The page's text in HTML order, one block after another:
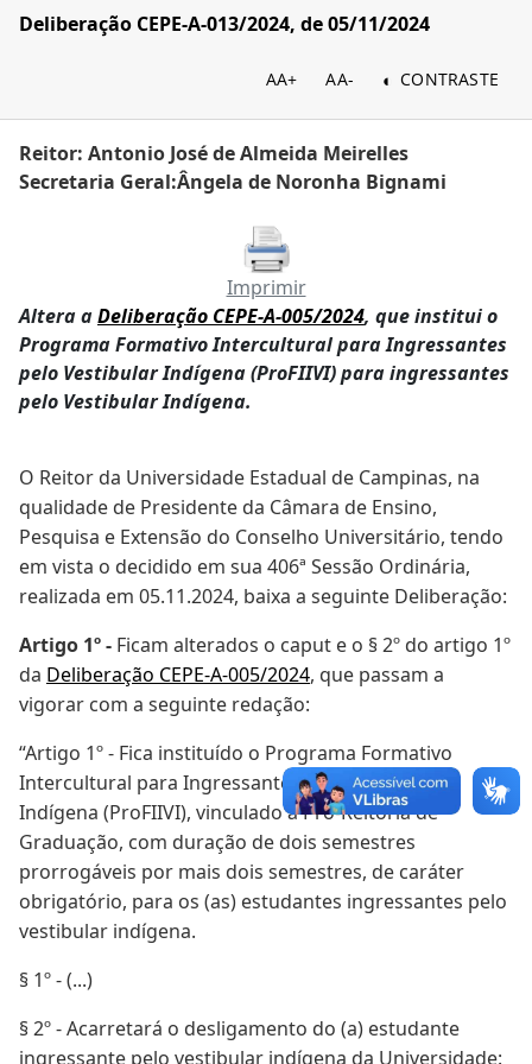
Deliberação CEPE-A-013/2024, de 05/11/2024
AA+ AA- CONTRASTE
Reitor: Antonio José de Almeida Meirelles
Secretaria Geral:Ângela de Noronha Bignami
Imprimir
Altera aDeliberação CEPE-A-005/2024, que institui o
Programa Formativo Intercultural para Ingressantes
pelo Vestibular Indígena (ProFIIVI) para ingressantes
pelo Vestibular Indígena.
O Reitor da Universidade Estadual de Campinas, na
qualidade de Presidente da Câmara de Ensino,
Pesquisa e Extensão do Conselho Universitário, tendo
em vista o decidido em sua 406ª Sessão Ordinária,
realizada em 05.11.2024, baixa a seguinte Deliberação:
Artigo 1º - Ficam alterados o caput e o § 2º do artigo 1º
da Deliberação CEPE-A-005/2024, que passam a
vigorar com a seguinte redação:
“Artigo 1º - Fica instituído o Programa Formativo
Intercultural para Ingressantes pelo Vestibular
Indígena (ProFIIVI), vinculado à Pró-Reitoria de
Graduação, com duração de dois semestres
prorrogáveis por mais dois semestres, de caráter
obrigatório, para os (as) estudantes ingressantes pelo
vestibular indígena.
§ 1º - (...)
§ 2º - Acarretará o desligamento do (a) estudante
ingressante pelo vestibular indígena da Universidade: